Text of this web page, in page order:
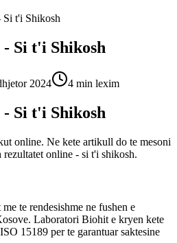
Si t'i Shikosh
Si t'i Shikosh
2024 4 min lexim
Si t'i Shikosh
online. Ne kete artikull do te mesoni
online - si t'i shikosh.
te rendesishme ne fushen e
Laboratori Biohit e kryen kete
15189 per te garantuar saktesine